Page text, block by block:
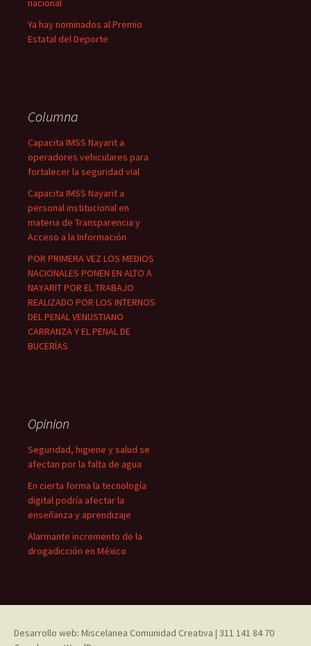
nacional
Ya hay nominados al Premio
Estatal del Deporte
Columna
Capacita IMSS Nayarit a
operadores vehiculares para
fortalecer la seguridad vial
Capacita IMSS Nayarit a
personal institucional en
materia de Transparencia y
Acceso a la Información
POR PRIMERA VEZ LOS MEDIOS
NACIONALES PONEN EN ALTO A
NAYARIT POR EL TRABAJO
REALIZADO POR LOS INTERNOS
DEL PENAL VENUSTIANO
CARRANZA Y EL PENAL DE
BUCERÍAS
Opinion
Seguridad, higiene y salud se
afectan por la falta de agua
En cierta forma la tecnología
digital podría afectar la
enseñanza y aprendizaje
Alarmante incremento de la
drogadicción en México
Desarrollo web: Miscelanea Comunidad Creativa | 311 141 84 70